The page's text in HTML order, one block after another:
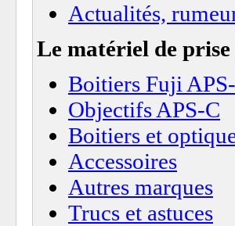
Actualités,
Le matériel de prise
Boitiers Fuji
Objectifs APS-C
Boitiers et
Accessoires
Autres marques
Trucs et astuces